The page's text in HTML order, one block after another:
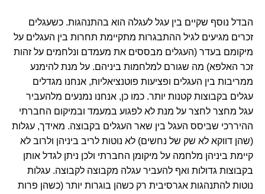
הבדל נוסף שקיים בין עגל לעגלה הוא בהתנהגות. כשעגלים
זכרים מגיעים לגיל ההתבגרות מתקיימת תחרות בין העגלים על
מיקומם בעדר (העגלים מבססים את מעמדם ונלחמים על זהות
זכר האלפא) מה שגורם למלחמות ביניהם. על מנת להימנע
ממריבות בין העגלים ופציעות פוטנציאליות, אנחנו מגדלים
עגלים בקבוצות קטנות יותר. כמו כן, אנחנו נמנעים מלהעביר
עגל מחצר לחצר על מנת לא לפגוע במעמד ובמיקום החברתי
ההיררכי שביסס העגל בין שאר העגלים בקבוצה. מאידך, עגלות
(שהן דווקא לא שק של נחשים) לא נוטות לריב ביניהן ולרוב לא
קיימת ביניהן מלחמה על מיקומן החברתי ולכן ניתן לגדל אותן
בקבוצות גדולות ואף להעביר עגלה מקבוצה לקבוצה. עגלות
נוטות להתנהגות אגרסיבית רק כשהן בוגרות יותר (כשהן פרות